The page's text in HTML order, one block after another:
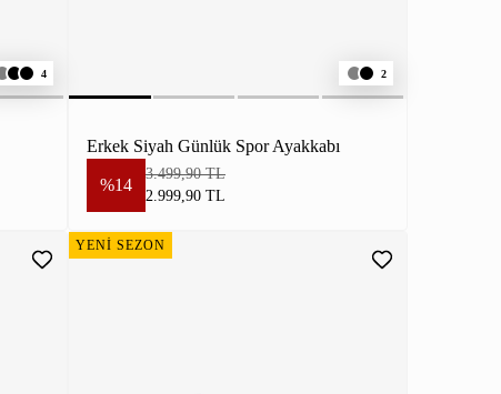
4 2
Erkek Siyah Günlük Spor Ayakkabı
%14
3.499,90 TL
2.999,90 TL
YENİ SEZON